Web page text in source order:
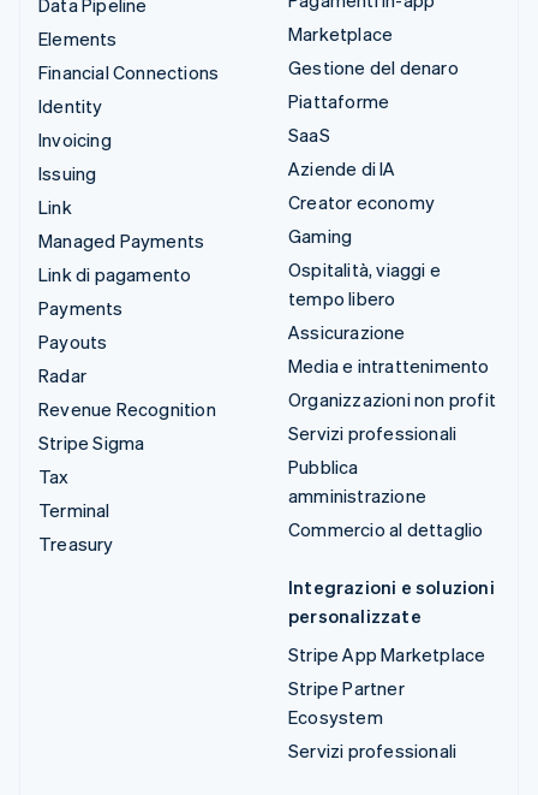
Data Pipeline
Elements
Financial Connections
Identity
Invoicing
Issuing
Link
Managed Payments
Link di pagamento
Payments
Payouts
Radar
Revenue Recognition
Stripe Sigma
Tax
Terminal
Treasury
Marketplace
Gestione del denaro
Piattaforme
SaaS
Aziende di IA
Creator economy
Gaming
Ospitalità, viaggi e
tempo libero
Assicurazione
Media e intrattenimento
Organizzazioni non profit
Servizi professionali
Pubblica
amministrazione
Commercio al dettaglio
Integrazioni e soluzioni
personalizzate
Stripe App Marketplace
Stripe Partner
Ecosystem
Servizi professionali